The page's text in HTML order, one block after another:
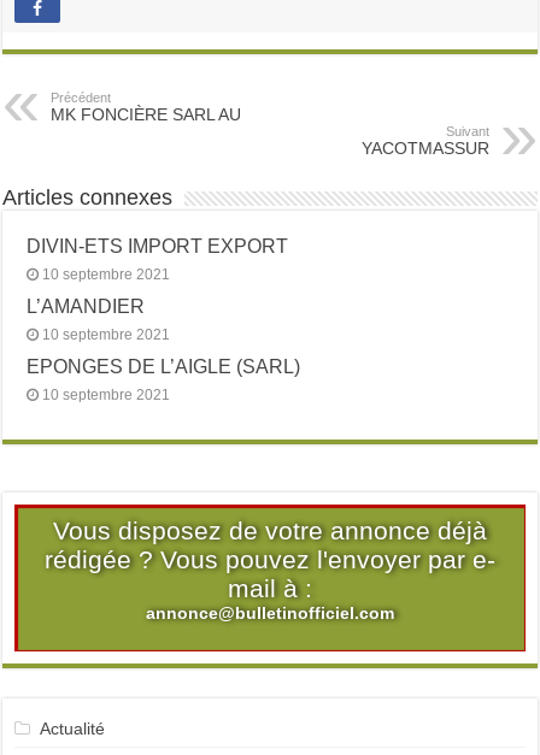
Précédent
MK FONCIÈRE SARL AU
Suivant
YACOTMASSUR
Articles connexes
DIVIN-ETS IMPORT EXPORT
10 septembre 2021
L’AMANDIER
10 septembre 2021
EPONGES DE L’AIGLE (SARL)
10 septembre 2021
Vous disposez de votre annonce déjà
rédigée ? Vous pouvez l'envoyer par e-
mail à :
annonce@bulletinofficiel.com
Actualité